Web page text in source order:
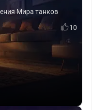
Мира танков
10